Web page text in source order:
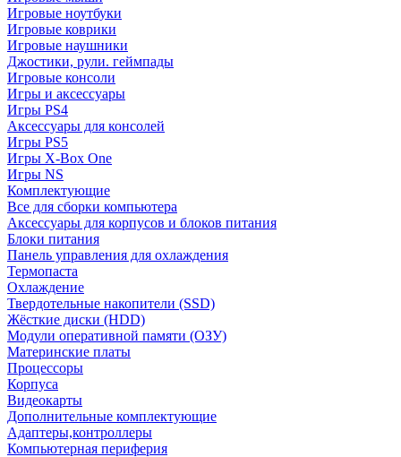
Игровые ноутбуки
Игровые коврики
Игровые наушники
Джостики, рули. геймпады
Игровые консоли
Игры и аксессуары
Игры PS4
Аксессуары для консолей
Игры PS5
Игры X-Box One
Игры NS
Комплектующие
Все для сборки компьютера
Аксессуары для корпусов и блоков питания
Блоки питания
Панель управления для охлаждения
Термопаста
Охлаждение
Твердотельные накопители (SSD)
Жёсткие диски (HDD)
Модули оперативной памяти (ОЗУ)
Материнские платы
Процессоры
Корпуса
Видеокарты
Дополнительные комплектующие
Адаптеры,контроллеры
Компьютерная периферия